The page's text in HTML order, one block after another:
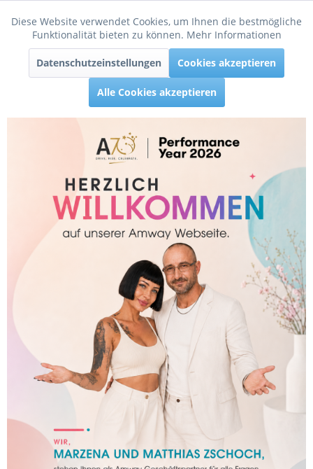
Menü
Funktionale Aktiv
Tracking Inaktiv
Diese Website verwendet Cookies, um Ihnen die bestmögliche
Funktionalität bieten zu können. Mehr Informationen
Datenschutzeinstellungen Cookies akzeptieren
Alle Cookies akzeptieren